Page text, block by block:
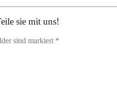
sie mit uns!
sind markiert *